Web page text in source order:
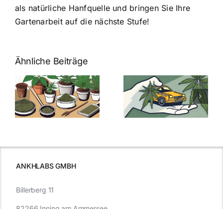
als natürliche Hanfquelle und bringen Sie Ihre
Gartenarbeit auf die nächste Stufe!
Ähnliche Beiträge
Neue THC-
Grenzwert-
Regelung:
Was Sie über
Cannabis und
müssen
Cannabis
Samen
kaufen: Alles
was Sie
ANKHLABS GMBH
Billerberg 11